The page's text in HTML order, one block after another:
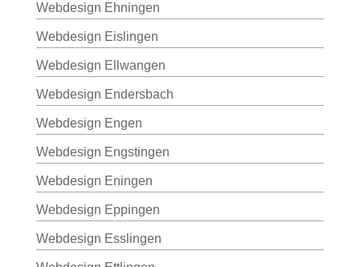
Webdesign Ehningen
Webdesign Eislingen
Webdesign Ellwangen
Webdesign Endersbach
Webdesign Engen
Webdesign Engstingen
Webdesign Eningen
Webdesign Eppingen
Webdesign Esslingen